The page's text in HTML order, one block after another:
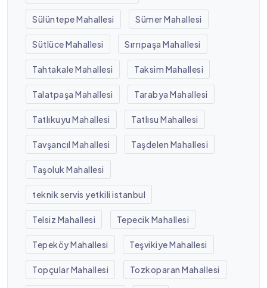
Sülüntepe Mahallesi Sümer Mahallesi
Sütlüce Mahallesi Sırrıpaşa Mahallesi
Tahtakale Mahallesi Taksim Mahallesi
Talatpaşa Mahallesi Tarabya Mahallesi
Tatlıkuyu Mahallesi Tatlısu Mahallesi
Tavşancıl Mahallesi Taşdelen Mahallesi
Taşoluk Mahallesi
teknik servis yetkili istanbul
Telsiz Mahallesi Tepecik Mahallesi
Tepeköy Mahallesi Teşvikiye Mahallesi
Topçular Mahallesi Tozkoparan Mahallesi